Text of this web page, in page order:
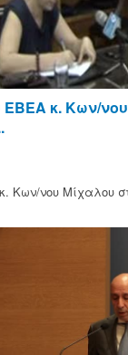
κ. Κων/
Κων/νου Μίχαλου